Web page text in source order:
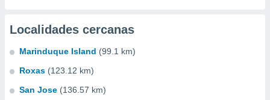
Localidades cercanas
Marinduque Island (99.1 km)
Roxas (123.12 km)
San Jose (136.57 km)